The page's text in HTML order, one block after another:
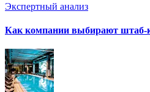
Экспертный анализ
Как компании выбирают штаб-